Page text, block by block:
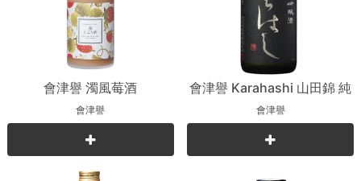
會津譽 濁風莓酒
會津譽
會津譽 Karahashi 山田錦 純
米吟釀
會津譽